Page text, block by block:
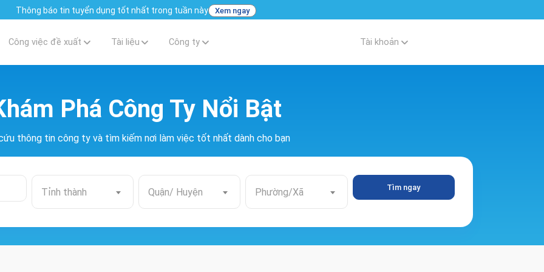
Thông báo tin tuyển dụng tốt nhất trong tuần này Xem ngay
Công việc đề xuất Tài liệu Công ty Tài khoản
Phá Công Ty Nổi Bật
thông tin công ty và tìm kiếm nơi làm việc tốt nhất dành cho bạn
Tỉnh thành Quận/ Huyện Phường/Xã Tìm ngay